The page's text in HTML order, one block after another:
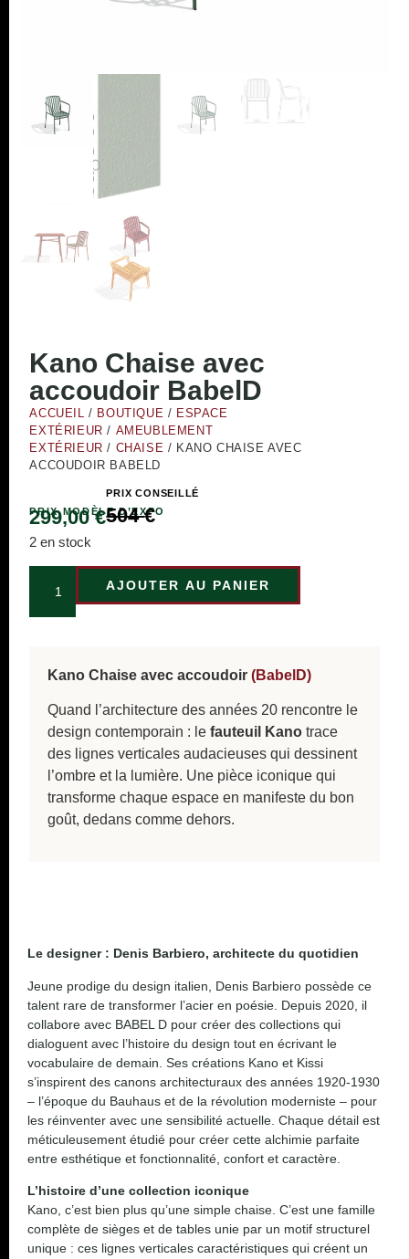
Kano Chaise avec
accoudoir BabelD
ACCUEIL / BOUTIQUE / ESPACE
EXTÉRIEUR / AMEUBLEMENT
EXTÉRIEUR / CHAISE / KANO CHAISE AVEC
ACCOUDOIR BABELD
PRIX MODÈLE D’EXPO
299,00€
PRIX CONSEILLÉ
504€
2 en stock
AJOUTER AU PANIER
Kano Chaise avec accoudoir(BabelD)
Quand l’architecture des années 20 rencontre le
design contemporain : lefauteuil Kano trace
des lignes verticales audacieuses qui dessinent
l’ombre et la lumière. Une pièce iconique qui
transforme chaque espace en manifeste du bon
goût, dedans comme dehors.
Le designer : Denis Barbiero, architecte du quotidien
Jeune prodige du design italien, Denis Barbiero possède ce
talent rare de transformer l’acier en poésie. Depuis 2020, il
collabore avec BABEL D pour créer des collections qui
dialoguent avec l’histoire du design tout en écrivant le
vocabulaire de demain. Ses créations Kano et Kissi
s’inspirent des canons architecturaux des années 1920-1930
– l’époque du Bauhaus et de la révolution moderniste – pour
les réinventer avec une sensibilité actuelle. Chaque détail est
méticuleusement étudié pour créer cette alchimie parfaite
entre esthétique et fonctionnalité, confort et caractère.
L’histoire d’une collection iconique
Kano, c’est bien plus qu’une simple chaise. C’est une famille
complète de sièges et de tables unie par un motif structurel
unique : ces lignes verticales caractéristiques qui créent un